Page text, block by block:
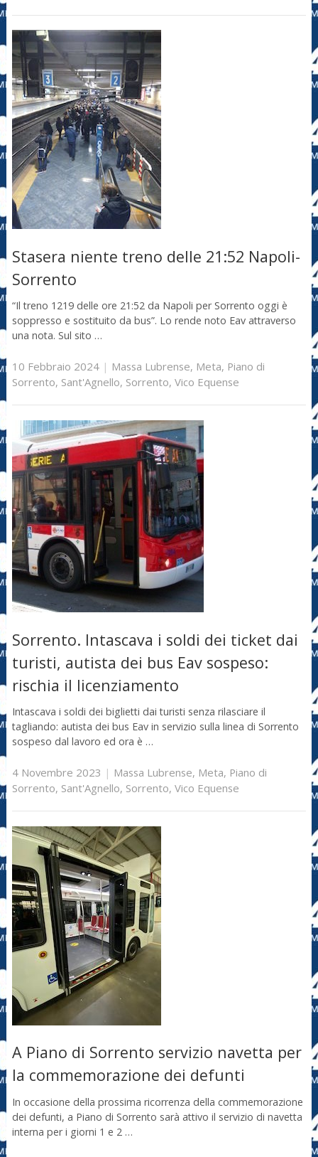
Stasera niente treno delle 21:52 Napoli-
Sorrento
“Il treno 1219 delle ore 21:52 da Napoli per Sorrento oggi è
soppresso e sostituito da bus”. Lo rende noto Eav attraverso
una nota. Sul sito …
10 Febbraio 2024| Massa Lubrense, Meta, Piano di
Sorrento, Sant'Agnello, Sorrento, Vico Equense
Sorrento. Intascava i soldi dei ticket dai
turisti, autista dei bus Eav sospeso:
rischia il licenziamento
Intascava i soldi dei biglietti dai turisti senza rilasciare il
tagliando: autista dei bus Eav in servizio sulla linea di Sorrento
sospeso dal lavoro ed ora è …
4 Novembre 2023 | Massa Lubrense, Meta, Piano di
Sorrento, Sant'Agnello, Sorrento, Vico Equense
A Piano di Sorrento servizio navetta per
la commemorazione dei defunti
In occasione della prossima ricorrenza della commemorazione
dei defunti, a Piano di Sorrento sarà attivo il servizio di navetta
interna per i giorni 1 e 2 …